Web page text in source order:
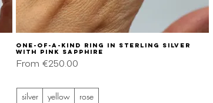
Quick View
One-of-a-kind ring in sterling silver
with pink sapphire
From €250.00
Sale Price
silver yellow rose